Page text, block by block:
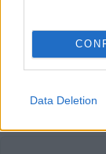
Data Deletion
fejlesztési